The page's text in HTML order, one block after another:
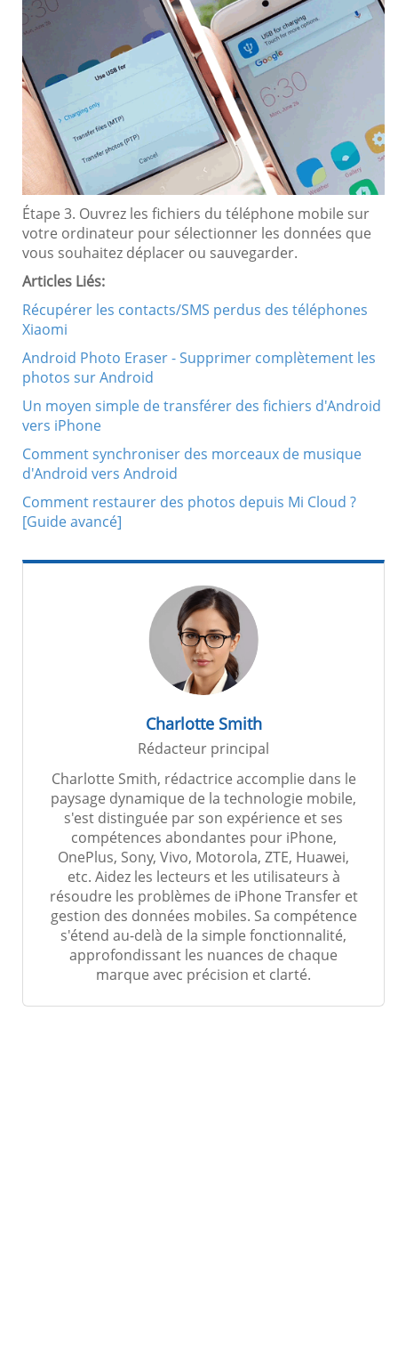
Étape 3. Ouvrez les fichiers du téléphone mobile sur
votre ordinateur pour sélectionner les données que
vous souhaitez déplacer ou sauvegarder.
Articles Liés:
Récupérer les contacts/SMS perdus des téléphones
Xiaomi
Android Photo Eraser - Supprimer complètement les
photos sur Android
Un moyen simple de transférer des fichiers d'Android
vers iPhone
Comment synchroniser des morceaux de musique
d'Android vers Android
Comment restaurer des photos depuis Mi Cloud ?
[Guide avancé]
Charlotte Smith
Rédacteur principal
Charlotte Smith, rédactrice accomplie dans le
paysage dynamique de la technologie mobile,
s'est distinguée par son expérience et ses
compétences abondantes pour iPhone,
OnePlus, Sony, Vivo, Motorola, ZTE, Huawei,
etc. Aidez les lecteurs et les utilisateurs à
résoudre les problèmes de iPhone Transfer et
gestion des données mobiles. Sa compétence
s'étend au-delà de la simple fonctionnalité,
approfondissant les nuances de chaque
marque avec précision et clarté.